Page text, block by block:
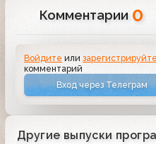
Комментарии 0
Войдите или
комментарий
Вход через Телеграм
Другие выпуски